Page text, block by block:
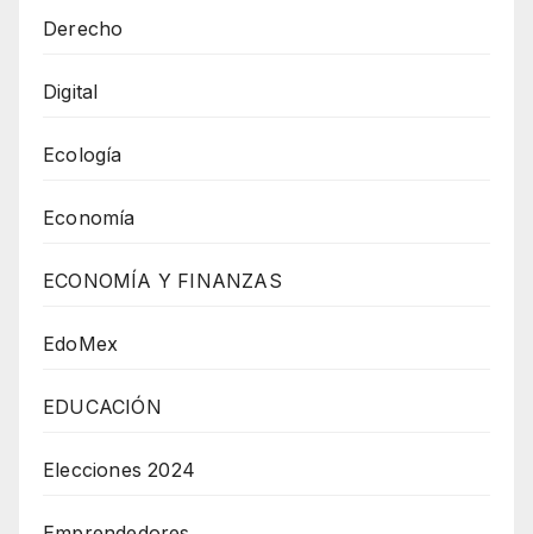
Derecho
Digital
Ecología
Economía
ECONOMÍA Y FINANZAS
EdoMex
EDUCACIÓN
Elecciones 2024